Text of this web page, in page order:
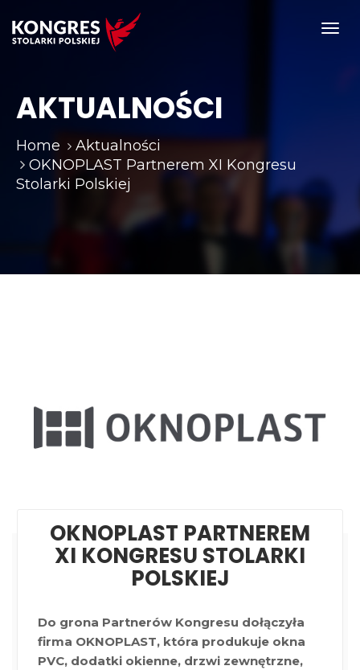
AKTUALNOŚCI
Home
Aktualności
OKNOPLAST Partnerem XI Kongresu
Stolarki Polskiej
OKNOPLAST PARTNEREM
XI KONGRESU STOLARKI
POLSKIEJ
Do grona Partnerów Kongresu dołączyła
firma OKNOPLAST, która produkuje okna
PVC, dodatki okienne, drzwi zewnętrzne,